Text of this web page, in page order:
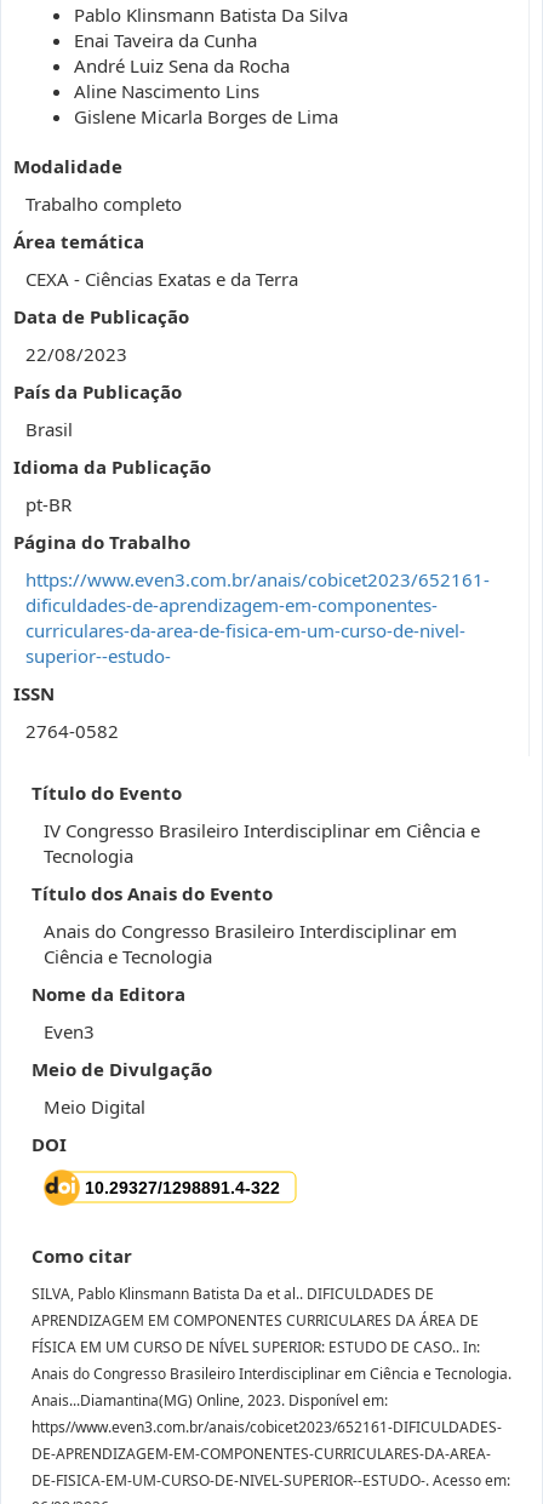
Pablo Klinsmann Batista Da Silva
Enai Taveira da Cunha
André Luiz Sena da Rocha
Aline Nascimento Lins
Gislene Micarla Borges de Lima
Modalidade
Trabalho completo
Área temática
CEXA - Ciências Exatas e da Terra
Data de Publicação
22/08/2023
País da Publicação
Brasil
Idioma da Publicação
pt-BR
Página do Trabalho
https://www.even3.com.br/anais/cobicet2023/652161-
dificuldades-de-aprendizagem-em-componentes-
curriculares-da-area-de-fisica-em-um-curso-de-nivel-
superior--estudo-
ISSN
2764-0582
Título do Evento
IV Congresso Brasileiro Interdisciplinar em Ciência e
Tecnologia
Título dos Anais do Evento
Anais do Congresso Brasileiro Interdisciplinar em
Ciência e Tecnologia
Nome da Editora
Even3
Meio de Divulgação
Meio Digital
DOI
Como citar
SILVA, Pablo Klinsmann Batista Da et al.. DIFICULDADES DE
APRENDIZAGEM EM COMPONENTES CURRICULARES DA ÁREA DE
FÍSICA EM UM CURSO DE NÍVEL SUPERIOR: ESTUDO DE CASO.. In:
Anais do Congresso Brasileiro Interdisciplinar em Ciência e Tecnologia.
Anais...Diamantina(MG) Online, 2023. Disponível em:
https//www.even3.com.br/anais/cobicet2023/652161-DIFICULDADES-
DE-APRENDIZAGEM-EM-COMPONENTES-CURRICULARES-DA-AREA-
DE-FISICA-EM-UM-CURSO-DE-NIVEL-SUPERIOR--ESTUDO-. Acesso em: